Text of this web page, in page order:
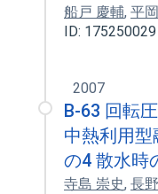
船戸 慶輔, 平
ID: 175250029
2007
B-63 回転
中熱利用型
の4 散水時
寺島 崇史, 長